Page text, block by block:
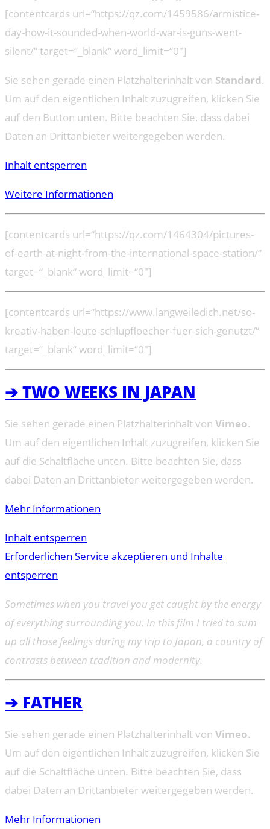
[contentcards url=“https://qz.com/1459586/armistice-
day-how-it-sounded-when-world-war-is-guns-went-
silent/“ target=“_blank“ word_limit=“0″]
Sie sehen gerade einen Platzhalterinhalt von Standard.
Um auf den eigentlichen Inhalt zuzugreifen, klicken Sie
auf den Button unten. Bitte beachten Sie, dass dabei
Daten an Drittanbieter weitergegeben werden.
Inhalt entsperren
Weitere Informationen
[contentcards url=“https://qz.com/1464304/pictures-
of-earth-at-night-from-the-international-space-station/“
target=“_blank“ word_limit=“0″]
[contentcards url=“https://www.langweiledich.net/so-
kreativ-haben-leute-schlupfloecher-fuer-sich-genutzt/“
target=“_blank“ word_limit=“0″]
➔ TWO WEEKS IN JAPAN
Sie sehen gerade einen Platzhalterinhalt von Vimeo.
Um auf den eigentlichen Inhalt zuzugreifen, klicken Sie
auf die Schaltfläche unten. Bitte beachten Sie, dass
dabei Daten an Drittanbieter weitergegeben werden.
Mehr Informationen
Inhalt entsperren
Erforderlichen Service akzeptieren und Inhalte
entsperren
Sometimes when you travel you get caught by the energy
of everything surrounding you. In this film I tried to sum
up all those feelings during my trip to Japan, a country of
contrasts between tradition and modernity.
➔ FATHER
Sie sehen gerade einen Platzhalterinhalt von Vimeo.
Um auf den eigentlichen Inhalt zuzugreifen, klicken Sie
auf die Schaltfläche unten. Bitte beachten Sie, dass
dabei Daten an Drittanbieter weitergegeben werden.
Mehr Informationen